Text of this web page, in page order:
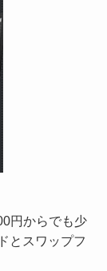
円からでも少
とスワップフ